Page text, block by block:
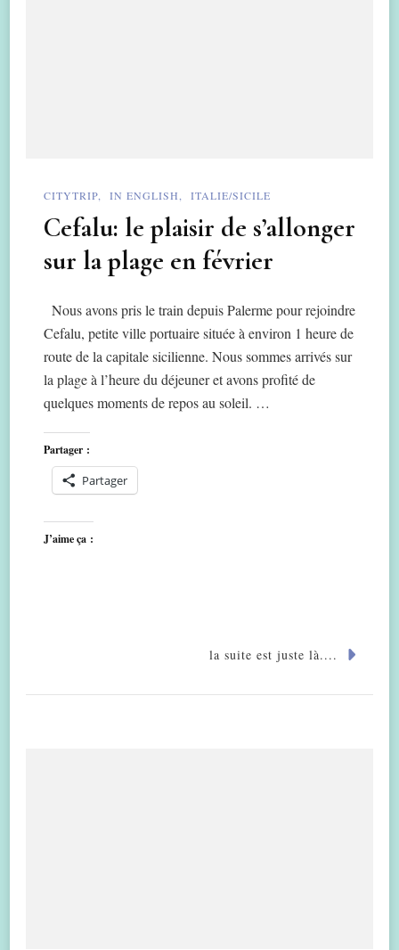
CITYTRIP IN ENGLISH ITALIE/SICILE
Cefalu: le plaisir de s’allonger
sur la plage en février
Nous avons pris le train depuis Palerme pour rejoindre
Cefalu, petite ville portuaire située à environ 1 heure de
route de la capitale sicilienne. Nous sommes arrivés sur
la plage à l’heure du déjeuner et avons profité de
quelques moments de repos au soleil. …
Partager :
Partager
J’aime ça :
la suite est juste là....